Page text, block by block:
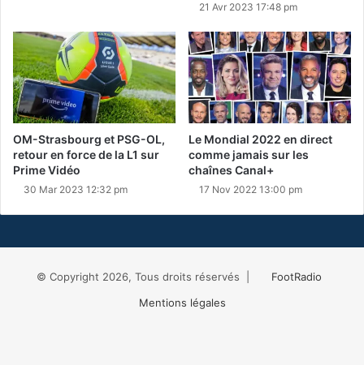
21 Avr 2023 17:48 pm
OM-Strasbourg et PSG-OL,
retour en force de la L1 sur
Prime Vidéo
30 Mar 2023 12:32 pm
Le Mondial 2022 en direct
comme jamais sur les
chaînes Canal+
17 Nov 2022 13:00 pm
© Copyright 2026, Tous droits réservés |
FootRadio
Mentions légales